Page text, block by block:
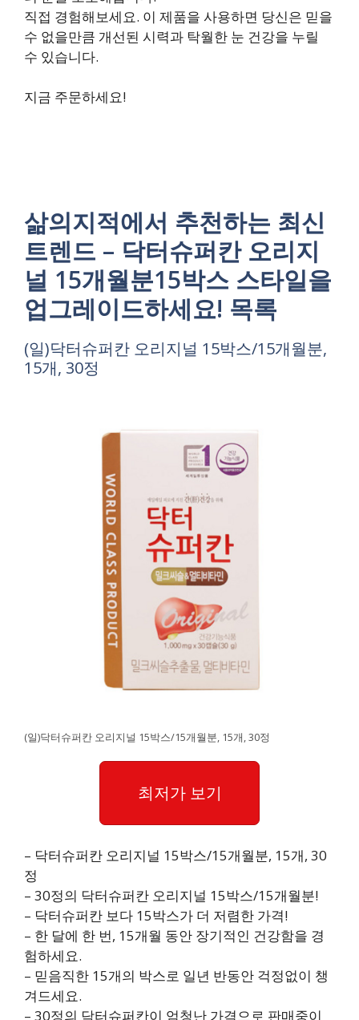
직접 경험해보세요. 이 제품을 사용하면 당신은 믿을
수 없을만큼 개선된 시력과 탁월한 눈 건강을 누릴
수 있습니다.
지금 주문하세요!
삶의지적에서 추천하는 최신
트렌드 – 닥터슈퍼칸 오리지
널 15개월분15박스 스타일을
업그레이드하세요! 목록
(일)닥터슈퍼칸 오리지널 15박스/15개월분,
15개, 30정
(일)닥터슈퍼칸 오리지널 15박스/15개월분, 15개, 30정
최저가 보기
– 닥터슈퍼칸 오리지널 15박스/15개월분, 15개, 30
정
– 30정의 닥터슈퍼칸 오리지널 15박스/15개월분!
– 닥터슈퍼칸 보다 15박스가 더 저렴한 가격!
– 한 달에 한 번, 15개월 동안 장기적인 건강함을 경
험하세요.
– 믿음직한 15개의 박스로 일년 반동안 걱정없이 챙
겨드세요.
– 30정의 닥터슈퍼칸이 엄청난 가격으로 판매중이